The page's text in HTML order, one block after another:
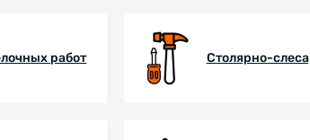
работ Столярно-